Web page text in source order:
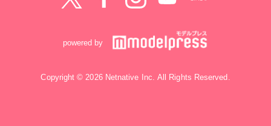
powered by
Copyright © 2026 Netnative Inc. All Rights Reserved.